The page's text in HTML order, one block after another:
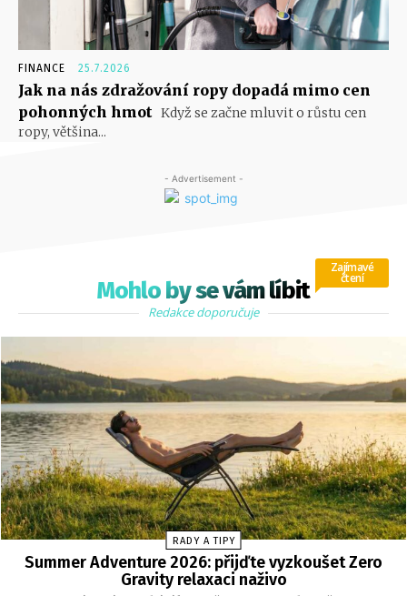
FINANCE 25.7.2026
Jak na nás zdražování ropy dopadá mimo cen
pohonných hmot Když se začne mluvit o růstu cen
ropy, většina...
- Advertisement -
Mohlo by se vám líbit
Zajímavé
čtení
Redakce doporučuje
RADY A TIPY
Summer Adventure 2026: přijďte vyzkoušet Zero
Gravity relaxaci naživo